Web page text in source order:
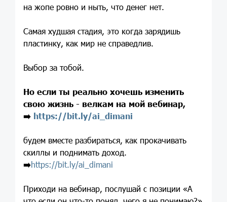
на жопе ровно и ныть, что денег нет.
Самая худшая стадия, это когда зарядишь
пластинку, как мир не справедлив.
Выбор за тобой.
Но если ты реально хочешь изменить
свою жизнь - велкам на мой вебинар,
➡️ https://bit.ly/ai_dimani
будем вместе разбираться, как прокачивать
скиллы и поднимать доход.
➡️https://bit.ly/ai_dimani
Приходи на вебинар, послушай с позиции «А